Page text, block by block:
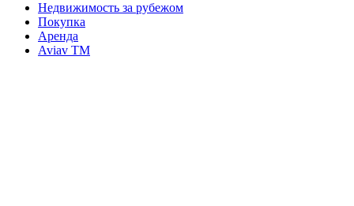
Недвижимость за рубежом
Покупка
Аренда
Aviav TM